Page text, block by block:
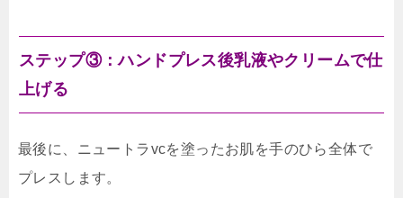
ステップ③：ハンドプレス後乳液やクリームで仕
上げる
最後に、ニュートラvcを塗ったお肌を手のひら全体で
プレスします。